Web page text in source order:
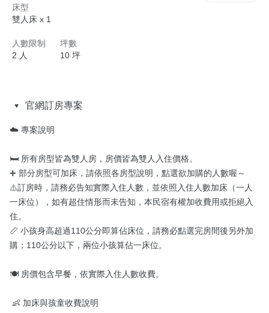
床型
雙人床 x 1
人數限制
2 人
坪數
10 坪
官網訂房專案
☁️ 專案說明
🛏️ 所有房型皆為雙人房，房價皆為雙人入住價格。
➕ 部分房型可加床，請依照各房型說明，點選欲加購的人數喔～
⚠️訂房時，請務必告知實際入住人數，並依照入住人數加床（一人
一床位），如有超住情形而未告知，本民宿有權加收費用或拒絕入
住。
📏 小孩身高超過110公分即算佔床位，請務必點選完房間後另外加
購；110公分以下，兩位小孩算佔一床位。
🍽️ 房價包含早餐，依實際入住人數收費。